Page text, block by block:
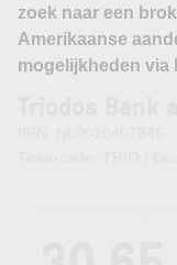
zoek naar een
Amerikaanse
mogelijkheden via